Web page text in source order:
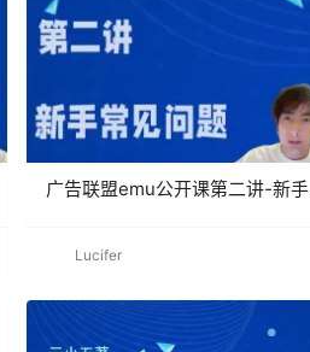
广告联盟emu公开课第二讲-新手
Lucifer